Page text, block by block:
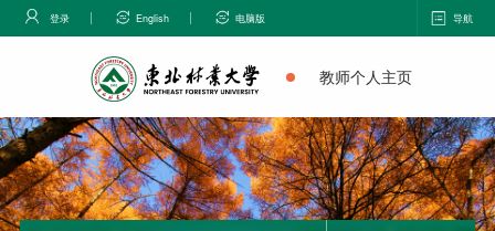
登录 English 电脑版 导航
教师个人主页